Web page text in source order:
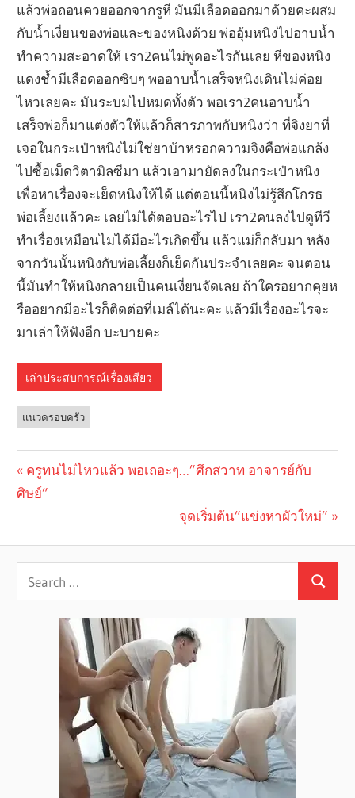
แล้วพ่อถอนควยออกจากรูหี มันมีเลือดออกมาด้วยคะผสม
กับน้ำเงี่ยนของพ่อและของหนิงด้วย พ่ออุ้มหนิงไปอาบน้ำ
ทำความสะอาดให้ เรา2คนไม่พูดอะไรกันเลย หีของหนิง
แดงช้ำมีเลือดออกซิบๆ พออาบน้ำเสร็จหนิงเดินไม่ค่อย
ไหวเลยคะ มันระบมไปหมดทั้งตัว พอเรา2คนอาบน้ำ
เสร็จพ่อก็มาแต่งตัวให้แล้วก็สารภาพกับหนิงว่า ที่จิงยาที่
เจอในกระเป๋าหนิงไม่ใช่ยาบ้าหรอกความจิงคือพ่อแกล้ง
ไปซื้อเม็ดวิตามิลซีมา แล้วเอามายัดลงในกระเป๋าหนิง
เพื่อหาเรื่องจะเย็ดหนิงให้ได้ แต่ตอนนี้หนิงไม่รู้สึกโกรธ
พ่อเลี้ยงแล้วคะ เลยไม่ได้ตอบอะไรไป เรา2คนลงไปดูทีวี
ทำเรื่องเหมือนไมได้มีอะไรเกิดขึ้น แล้วแม่ก็กลับมา หลัง
จากวันนั้นหนิงกับพ่อเลี้ยงก็เย็ดกันประจำเลยคะ จนตอน
นี้มันทำให้หนิงกลายเป็นคนเงี่ยนจัดเลย ถ้าใครอยากคุยห
รืออยากมีอะไรก็ติดต่อที่เมล์ได้นะคะ แล้วมีเรื่องอะไรจะ
มาเล่าให้ฟังอีก บะบายคะ
เล่าประสบการณ์เรื่องเสียว
แนวครอบครัว
Post
Previous
Post:
ครูทนไม่ไหวแล้ว พอเถอะๆ…”ศึกสวาท อาจารย์กับ
ศิษย์”
Next
จุดเริ่มต้น”แข่งหาผัวใหม่”